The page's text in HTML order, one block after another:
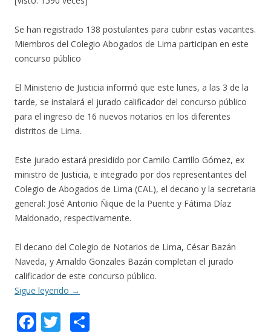
Se han registrado 138 postulantes para cubrir estas vacantes.
Miembros del Colegio Abogados de Lima participan en este
concurso público
El Ministerio de Justicia informó que este lunes, a las 3 de la
tarde, se instalará el jurado calificador del concurso público
para el ingreso de 16 nuevos notarios en los diferentes
distritos de Lima.
Este jurado estará presidido por Camilo Carrillo Gómez, ex
ministro de Justicia, e integrado por dos representantes del
Colegio de Abogados de Lima (CAL), el decano y la secretaria
general: José Antonio Ñique de la Puente y Fátima Díaz
Maldonado, respectivamente.
El decano del Colegio de Notarios de Lima, César Bazán
Naveda, y Arnaldo Gonzales Bazán completan el jurado
calificador de este concurso público.
Sigue leyendo →
F T